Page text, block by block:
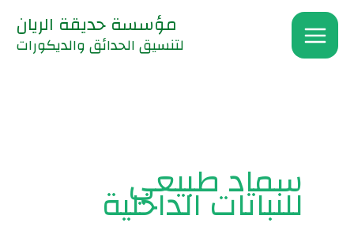
تخطي
المحتوى
مؤسسة حديقة الريان
لتنسيق الحدائق والديكورات
سماد طبيعي
للنباتات الداخلية